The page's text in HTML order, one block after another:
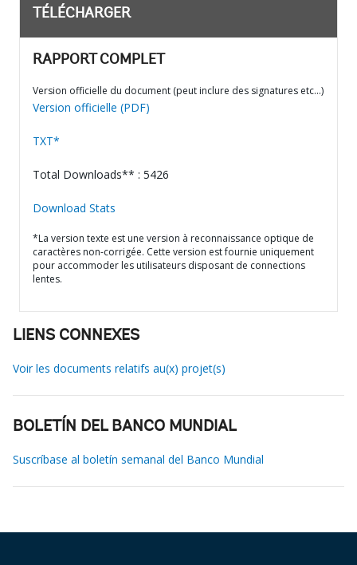
TÉLÉCHARGER
RAPPORT COMPLET
Version officielle du document (peut inclure des signatures etc…)
Version officielle (PDF)
TXT*
Total Downloads** : 5426
Download Stats
*La version texte est une version à reconnaissance optique de
caractères non-corrigée. Cette version est fournie uniquement
pour accommoder les utilisateurs disposant de connections
lentes.
LIENS CONNEXES
Voir les documents relatifs au(x) projet(s)
BOLETÍN DEL BANCO MUNDIAL
Suscríbase al boletín semanal del Banco Mundial